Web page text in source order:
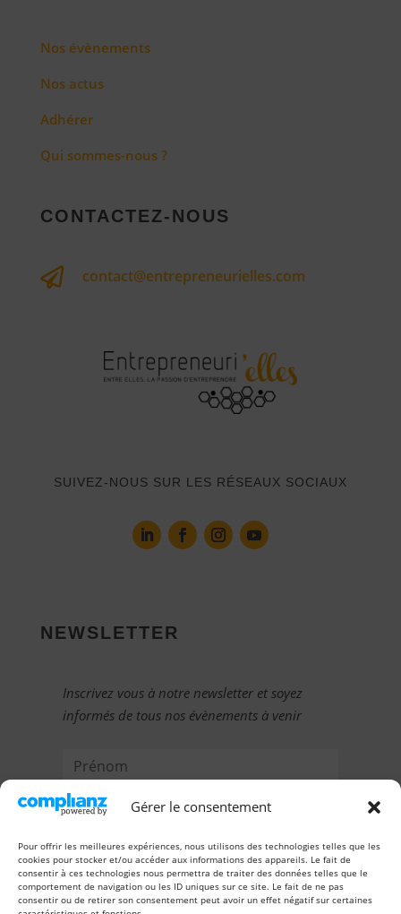
Gérer le consentement
Pour offrir les meilleures expériences, nous utilisons des technologies telles que les
cookies pour stocker et/ou accéder aux informations des appareils. Le fait de
consentir à ces technologies nous permettra de traiter des données telles que le
comportement de navigation ou les ID uniques sur ce site. Le fait de ne pas
consentir ou de retirer son consentement peut avoir un effet négatif sur certaines
Nos évènements
Nos actus
Adhérer
Qui sommes-nous ?
CONTACTEZ-NOUS
 contact@entrepreneurielles.com
SUIVEZ-NOUS SUR LES RÉSEAUX SOCIAUX
NEWSLETTER
Inscrivez vous à notre newsletter et soyez
informés de tous nos évènements à venir